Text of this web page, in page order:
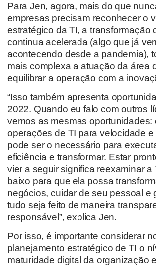
Para Jen, agora, mais do que
empresas precisam reconhecer o
estratégico da TI, a transformação
continua acelerada (algo que já
acontecendo desde a pandemia),
mais complexa a atuação da área
equilibrar a operação com a
“Isso também apresenta
2022. Quando eu falo com outros
vemos as mesmas oportunidades:
operações de TI para velocidade e
pode ser o necessário para
eficiência e transformar. Estar
vier a seguir significa reexaminar a
baixo para que ela possa
negócios, cuidar de seu pessoal e
tudo seja feito de maneira
responsável”, explica Jen.
Por isso, é importante considerar
planejamento estratégico de TI o
maturidade digital da organização